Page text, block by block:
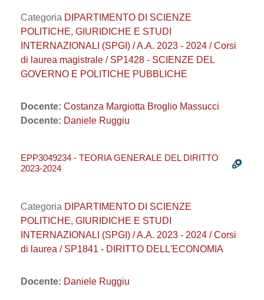
Categoria DIPARTIMENTO DI SCIENZE
POLITICHE, GIURIDICHE E STUDI
INTERNAZIONALI (SPGI) / A.A. 2023 - 2024 / Corsi
di laurea magistrale / SP1428 - SCIENZE DEL
GOVERNO E POLITICHE PUBBLICHE
Docente: Costanza Margiotta Broglio Massucci
Docente: Daniele Ruggiu
EPP3049234 - TEORIA GENERALE DEL DIRITTO
2023-2024
Categoria DIPARTIMENTO DI SCIENZE
POLITICHE, GIURIDICHE E STUDI
INTERNAZIONALI (SPGI) / A.A. 2023 - 2024 / Corsi
di laurea / SP1841 - DIRITTO DELL'ECONOMIA
Docente: Daniele Ruggiu